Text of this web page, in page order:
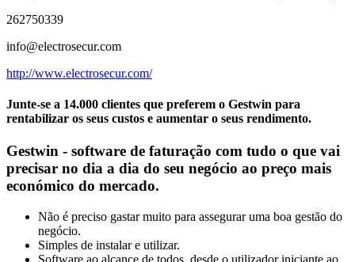
262750339
info@electrosecur.com
http://www.electrosecur.com/
Junte-se a 14.000 clientes que preferem o Gestwin para
rentabilizar os seus custos e aumentar o seus rendimento.
Gestwin - software de faturação com tudo o que vai
precisar no dia a dia do seu negócio ao preço mais
económico do mercado.
Não é preciso gastar muito para assegurar uma boa gestão do
negócio.
Simples de instalar e utilizar.
Software ao alcance de todos, desde o utilizador iniciante ao